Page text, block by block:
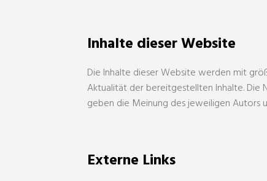
Inhalte dieser Website
Die Inhalte dieser Website werden mit
Aktualität der bereitgestellten Inhalte. Die
geben die Meinung des jeweiligen Autors
Externe Links